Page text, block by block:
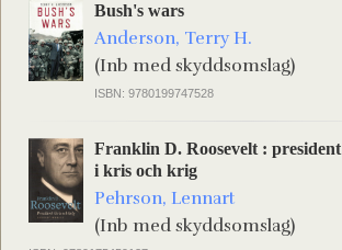
Bush's wars
Anderson, Terry H.
(Inb med skyddsomslag)
ISBN: 9780199747528
Franklin D. Roosevelt : president
i kris och krig
Pehrson, Lennart
(Inb med skyddsomslag)